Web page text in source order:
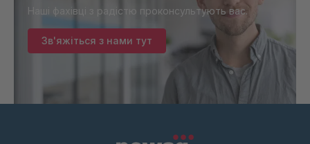
Наші фахівці з радістю проконсультують вас.
Зв'яжіться з нами тут